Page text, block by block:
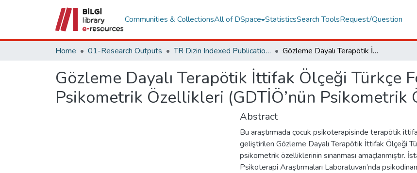
Communities & CollectionsAll of DSpace StatisticsSearch ToolsRequest/Question
Home 01-Research Outputs TR Dizin Indexed Publications Gözleme Dayalı Terapötik İttifak Ölçeği Türkçe Formu’nun (GDTİÖ) Psikometrik Özellikleri (GDTİÖ’nün Psikometrik Özellikleri)
Gözleme Dayalı Terapötik İttifak Ölçeği Türkçe
Psikometrik Özellikleri (GDTİÖ’nün Psikometrik
Abstract
Bu araştırmada çocuk psikoterapisinde terapötik
geliştirilen Gözleme Dayalı Terapötik İttifak Ölçeği
psikometrik özelliklerinin sınanması amaçlanmıştır.
Psikoterapi Araştırmaları Laboratuvarı’nda